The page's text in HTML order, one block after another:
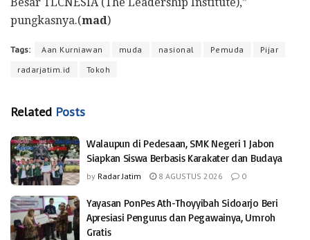
pungkasnya.(mad)
Tags: Aan Kurniawan muda nasional Pemuda
Pijar
radarjatim.id
Tokoh
Related Posts
Walaupun di Pedesaan, SMK Negeri 1 Jabon
Siapkan Siswa Berbasis Karakater dan Budaya
by Radar Jatim 8 AGUSTUS 2026 0
Yayasan PonPes Ath-Thoyyibah Sidoarjo Beri
Apresiasi Pengurus dan Pegawainya, Umroh
Gratis